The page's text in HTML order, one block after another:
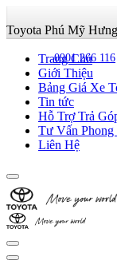
Toyota Phú Mỹ
0901 266 116
Trang Chủ
Giới Thiệu
Bảng Giá Xe
Tin tức
Hỗ Trợ Trả
Tư Vấn Phong
Liên Hệ